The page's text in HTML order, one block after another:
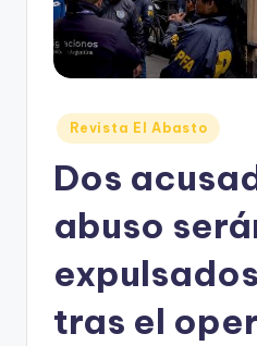
A
Posted
in
Revista El Abasto
Dos
abuso
tras el